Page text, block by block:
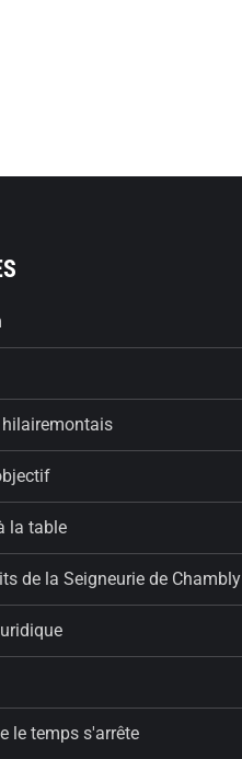
la table
de la Seigneurie de Chambly
le temps s'arrête